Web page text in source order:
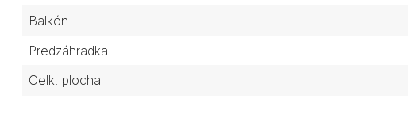
Balkón
Predzáhradka
Celk. plocha